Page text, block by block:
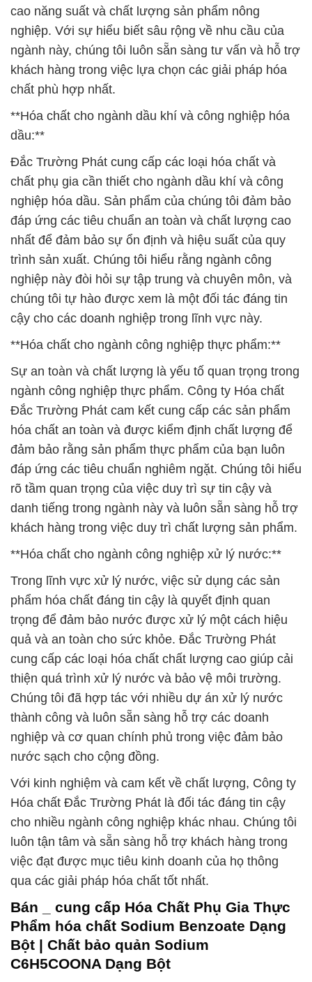
cao năng suất và chất lượng sản phẩm nông
nghiệp. Với sự hiểu biết sâu rộng về nhu cầu của
ngành này, chúng tôi luôn sẵn sàng tư vấn và hỗ trợ
khách hàng trong việc lựa chọn các giải pháp hóa
chất phù hợp nhất.
**Hóa chất cho ngành dầu khí và công nghiệp hóa
dầu:**
Đắc Trường Phát cung cấp các loại hóa chất và
chất phụ gia cần thiết cho ngành dầu khí và công
nghiệp hóa dầu. Sản phẩm của chúng tôi đảm bảo
đáp ứng các tiêu chuẩn an toàn và chất lượng cao
nhất để đảm bảo sự ổn định và hiệu suất của quy
trình sản xuất. Chúng tôi hiểu rằng ngành công
nghiệp này đòi hỏi sự tập trung và chuyên môn, và
chúng tôi tự hào được xem là một đối tác đáng tin
cậy cho các doanh nghiệp trong lĩnh vực này.
**Hóa chất cho ngành công nghiệp thực phẩm:**
Sự an toàn và chất lượng là yếu tố quan trọng trong
ngành công nghiệp thực phẩm. Công ty Hóa chất
Đắc Trường Phát cam kết cung cấp các sản phẩm
hóa chất an toàn và được kiểm định chất lượng để
đảm bảo rằng sản phẩm thực phẩm của bạn luôn
đáp ứng các tiêu chuẩn nghiêm ngặt. Chúng tôi hiểu
rõ tầm quan trọng của việc duy trì sự tin cậy và
danh tiếng trong ngành này và luôn sẵn sàng hỗ trợ
khách hàng trong việc duy trì chất lượng sản phẩm.
**Hóa chất cho ngành công nghiệp xử lý nước:**
Trong lĩnh vực xử lý nước, việc sử dụng các sản
phẩm hóa chất đáng tin cậy là quyết định quan
trọng để đảm bảo nước được xử lý một cách hiệu
quả và an toàn cho sức khỏe. Đắc Trường Phát
cung cấp các loại hóa chất chất lượng cao giúp cải
thiện quá trình xử lý nước và bảo vệ môi trường.
Chúng tôi đã hợp tác với nhiều dự án xử lý nước
thành công và luôn sẵn sàng hỗ trợ các doanh
nghiệp và cơ quan chính phủ trong việc đảm bảo
nước sạch cho cộng đồng.
Với kinh nghiệm và cam kết về chất lượng, Công ty
Hóa chất Đắc Trường Phát là đối tác đáng tin cậy
cho nhiều ngành công nghiệp khác nhau. Chúng tôi
luôn tận tâm và sẵn sàng hỗ trợ khách hàng trong
việc đạt được mục tiêu kinh doanh của họ thông
qua các giải pháp hóa chất tốt nhất.
Bán _ cung cấp Hóa Chất Phụ Gia Thực
Phẩm hóa chất Sodium Benzoate Dạng
Bột | Chất bảo quản Sodium
C6H5COONA Dạng Bột